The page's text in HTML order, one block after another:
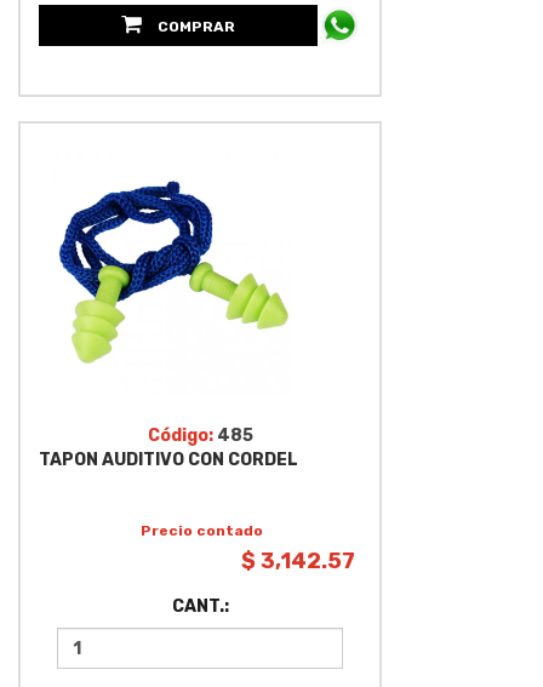
COMPRAR
Código: 485
TAPON AUDITIVO CON CORDEL
Precio contado
$ 3,142.57
CANT.: